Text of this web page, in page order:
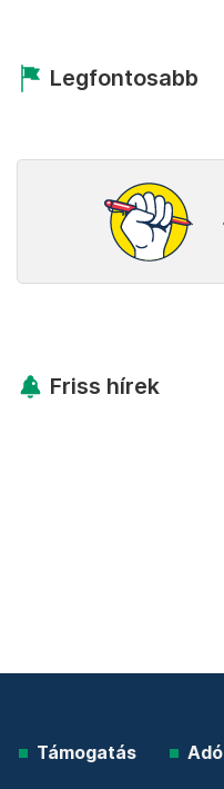
Legfontosabb
Friss hírek
Támogatás